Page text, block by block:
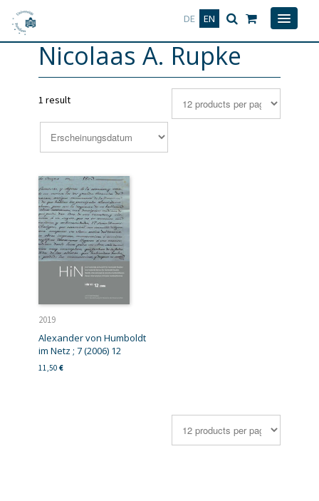
DE EN
Deutsch
Nicolaas A. Rupke
1 result
2019
Alexander von Humboldt
im Netz ; 7 (2006) 12
11,50 €